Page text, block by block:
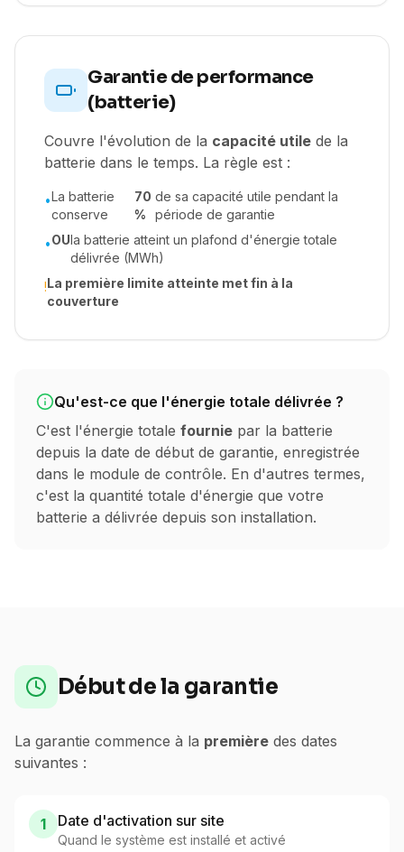
Garantie de performance
(batterie)
Couvre l'évolution de la capacité utile de la
batterie dans le temps. La règle est :
•La batterie
conserve
70
%
de sa capacité utile pendant la
période de garantie
•OUla batterie atteint un plafond d'énergie totale
délivrée (MWh)
!La première limite atteinte met fin à la
couverture
Qu'est-ce que l'énergie totale délivrée ?
C'est l'énergie totale fournie par la batterie
depuis la date de début de garantie, enregistrée
dans le module de contrôle. En d'autres termes,
c'est la quantité totale d'énergie que votre
batterie a délivrée depuis son installation.
Début de la garantie
La garantie commence à la première des dates
suivantes :
1 Date d'activation sur site
Quand le système est installé et activé